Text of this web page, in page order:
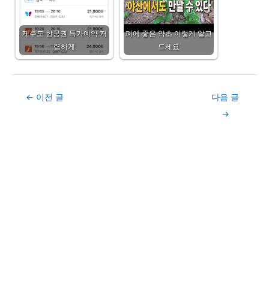
제주도 항공권 특가예약 저
렴하게
폐에 좋은 약초 이렇게 알고
드세요
Post← 이전 글
다음 글
→